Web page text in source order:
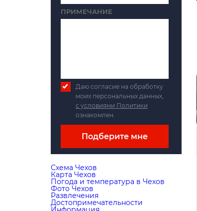
ПРИМЕЧАНИЕ
Даю согласие на обработку
моих персональных данных,
с условиями Политики
ознакомлен.
Подберите мне
Схема Чехов
Карта Чехов
Погода и температура в Чехов
Фото Чехов
Развлечения
Достопримечательности